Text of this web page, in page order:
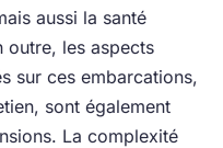
aussi la santé
outre, les aspects
sur ces embarcations,
sont également
La complexité